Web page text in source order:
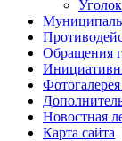
Обращения
Фотогалерея
Новостная
Карта сайта